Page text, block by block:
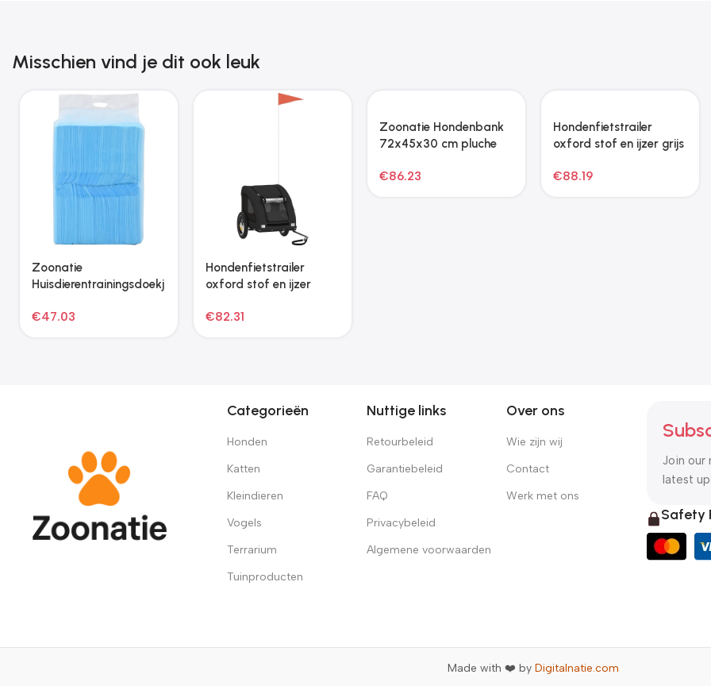
Misschien vind je dit ook leuk
Zoonatie
Huisdierentrainingsdoekj
nonwoven stof
€47.03
Hondenfietstrailer
oxford stof en ijzer
€82.31
Zoonatie Hondenbank
72x45x30 cm pluche
€86.23
Hondenfietstrailer
oxford stof en ijzer grijs
€88.19
Categorieën
Honden
Katten
Kleindieren
Vogels
Terrarium
Tuinproducten
Nuttige links
Retourbeleid
Garantiebeleid
FAQ
Privacybeleid
Algemene voorwaarden
Over ons
Wie zijn wij
Contact
Werk met ons
Join our
latest
Safety
Made with ❤️ by Digitalnatie.com